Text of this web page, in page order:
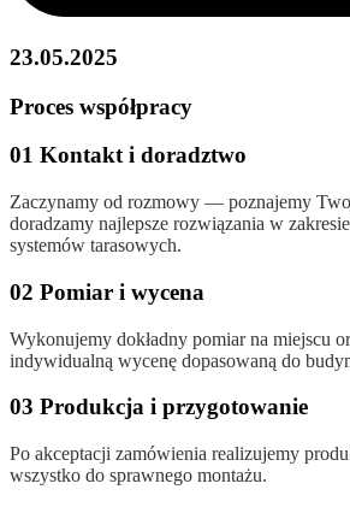
23.05.2025
Proces współpracy
01 Kontakt i doradztwo
Zaczynamy od rozmowy — poznajemy
doradzamy najlepsze rozwiązania w
systemów tarasowych.
02 Pomiar i wycena
Wykonujemy dokładny pomiar na miejscu
indywidualną wycenę dopasowaną do
03 Produkcja i przygotowanie
Po akceptacji zamówienia realizujemy
wszystko do sprawnego montażu.